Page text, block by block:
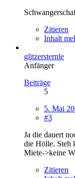
Zitieren
Inhalt
glitzersternle
Anfänger
Beiträge
5
5. Mai
#3
Ja die dauert
die Hölle. Steh
Miete->keine
Zitieren